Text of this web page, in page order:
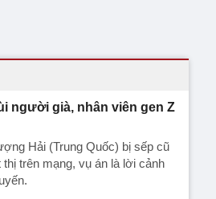
người già, nhân viên gen Z
Hải (Trung Quốc) bị sếp cũ
trên mạng, vụ án là lời cảnh